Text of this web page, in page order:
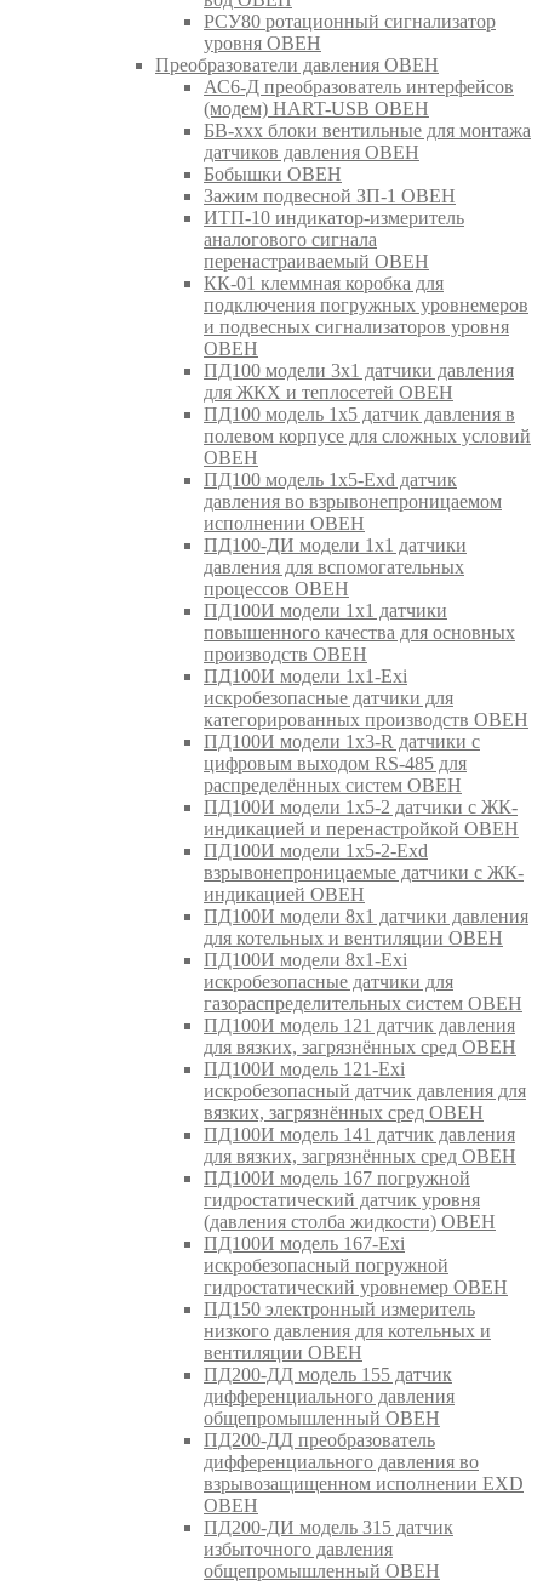
РСУ80 ротационный сигнализатор
уровня ОВЕН
Преобразователи давления ОВЕН
АС6-Д преобразователь интерфейсов
(модем) HART-USB ОВЕН
БВ-ххх блоки вентильные для монтажа
датчиков давления ОВЕН
Бобышки ОВЕН
Зажим подвесной ЗП-1 ОВЕН
ИТП-10 индикатор-измеритель
аналогового сигнала
перенастраиваемый ОВЕН
КК-01 клеммная коробка для
подключения погружных уровнемеров
и подвесных сигнализаторов уровня
ОВЕН
ПД100 модели 3х1 датчики давления
для ЖКХ и теплосетей ОВЕН
ПД100 модель 1х5 датчик давления в
полевом корпусе для сложных условий
ОВЕН
ПД100 модель 1х5-Exd датчик
давления во взрывонепроницаемом
исполнении ОВЕН
ПД100-ДИ модели 1х1 датчики
давления для вспомогательных
процессов ОВЕН
ПД100И модели 1х1 датчики
повышенного качества для основных
производств ОВЕН
ПД100И модели 1х1-Exi
искробезопасные датчики для
категорированных производств ОВЕН
ПД100И модели 1х3-R датчики с
цифровым выходом RS-485 для
распределённых систем ОВЕН
ПД100И модели 1х5-2 датчики с ЖК-
индикацией и перенастройкой ОВЕН
ПД100И модели 1х5-2-Exd
взрывонепроницаемые датчики с ЖК-
индикацией ОВЕН
ПД100И модели 8х1 датчики давления
для котельных и вентиляции ОВЕН
ПД100И модели 8х1-Exi
искробезопасные датчики для
газораспределительных систем ОВЕН
ПД100И модель 121 датчик давления
для вязких, загрязнённых сред ОВЕН
ПД100И модель 121-Exi
искробезопасный датчик давления для
вязких, загрязнённых сред ОВЕН
ПД100И модель 141 датчик давления
для вязких, загрязнённых сред ОВЕН
ПД100И модель 167 погружной
гидростатический датчик уровня
(давления столба жидкости) ОВЕН
ПД100И модель 167-Exi
искробезопасный погружной
гидростатический уровнемер ОВЕН
ПД150 электронный измеритель
низкого давления для котельных и
вентиляции ОВЕН
ПД200-ДД модель 155 датчик
дифференциального давления
общепромышленный ОВЕН
ПД200-ДД преобразователь
дифференциального давления во
взрывозащищенном исполнении EXD
ОВЕН
ПД200-ДИ модель 315 датчик
избыточного давления
общепромышленный ОВЕН